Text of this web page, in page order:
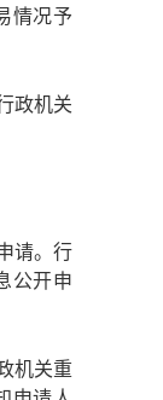
情况予
政机关
请。行
公开申
机关重